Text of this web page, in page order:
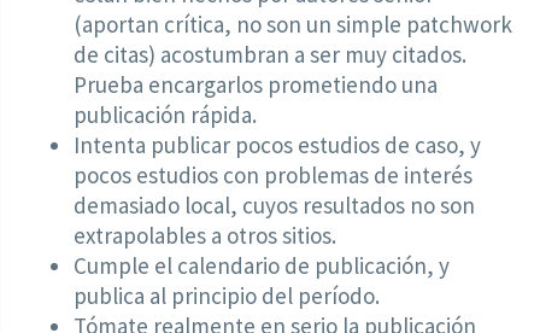
(aportan crítica, no son un simple patchwork
de citas) acostumbran a ser muy citados.
Prueba encargarlos prometiendo una
publicación rápida.
Intenta publicar pocos estudios de caso, y
pocos estudios con problemas de interés
demasiado local, cuyos resultados no son
extrapolables a otros sitios.
Cumple el calendario de publicación, y
publica al principio del período.
Tómate realmente en serio la publicación